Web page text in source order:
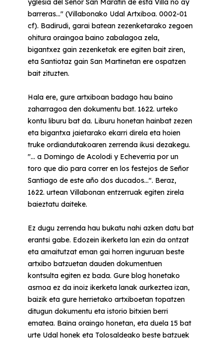
yglesia del Señor San Maratin de esta Villa no ay
barreras..." (Villabonako Udal Artxiboa. 0002-01
cf). Badirudi, garai batean zezenketarako zegoen
ohitura oraingoa baino zabalagoa zela,
bigantxez gain zezenketak ere egiten bait ziren,
eta Santiotaz gain San Martinetan ere ospatzen
bait zituzten.
Hala ere, gure artxiboan badago hau baino
zaharragoa den dokumentu bat. 1622. urteko
kontu liburu bat da. Liburu honetan hainbat zezen
eta bigantxa jaietarako ekarri direla eta hoien
truke ordiandutakoaren zerrenda ikusi dezakegu.
"... a Domingo de Acolodi y Echeverria por un
toro que dio para correr en los festejos de Señor
Santiago de este año dos ducados...". Beraz,
1622. urtean Villabonan entzerruak egiten zirela
baieztatu daiteke.
Ez dugu zerrenda hau bukatu nahi azken datu bat
erantsi gabe. Edozein ikerketa lan ezin da ontzat
eta amaitutzat eman gai horren inguruan beste
artxibo batzuetan dauden dokumentuen
kontsulta egiten ez bada. Gure blog honetako
asmoa ez da inoiz ikerketa lanak aurkeztea izan,
baizik eta gure herrietako artxiboetan topatzen
ditugun dokumentu eta istorio bitxien berri
ematea. Baina oraingo honetan, eta duela 15 bat
urte Udal honek eta Tolosaldeako beste batzuek